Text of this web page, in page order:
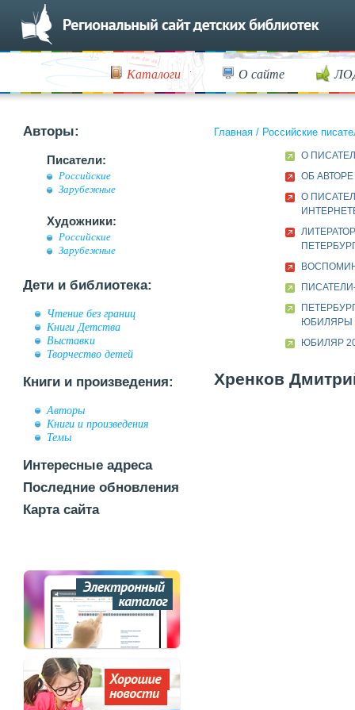
Каталоги О сайте
Авторы:
Писатели:
Российские
Зарубежные
Художники:
Российские
Зарубежные
Дети и библиотека:
Чтение без границ
Книги Детства
Выставки
Творчество детей
Книги и произведения:
Авторы
Книги и произведения
Темы
Интересные адреса
Последние обновления
Карта сайта
Главная / Российские
О
ОБ АВТОРЕ
О
ЮБИЛЯРЫ
ЮБИЛЯР
Хренков